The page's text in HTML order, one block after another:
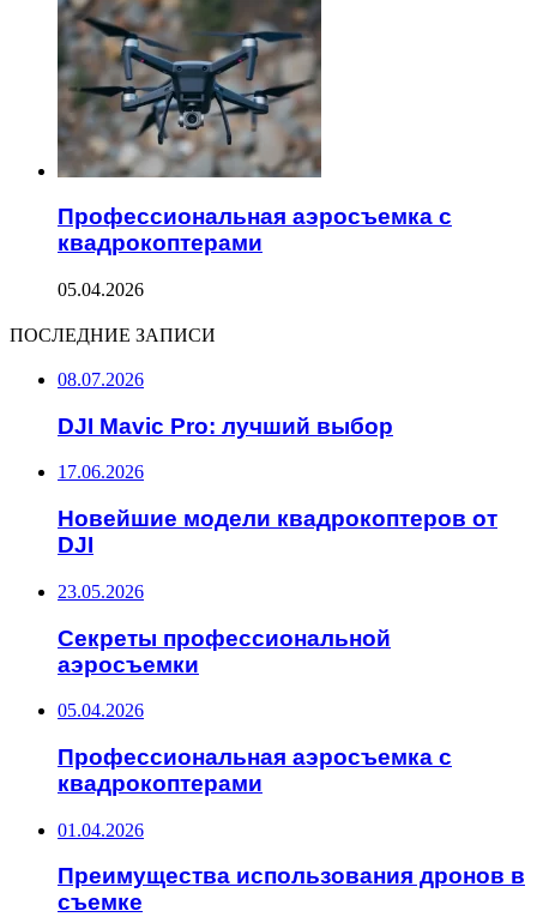
Профессиональная аэросъемка с
квадрокоптерами
05.04.2026
ПОСЛЕДНИЕ ЗАПИСИ
08.07.2026
DJI Mavic Pro: лучший выбор
17.06.2026
Новейшие модели квадрокоптеров от
DJI
23.05.2026
Секреты профессиональной
аэросъемки
05.04.2026
Профессиональная аэросъемка с
квадрокоптерами
01.04.2026
Преимущества использования дронов в
съемке